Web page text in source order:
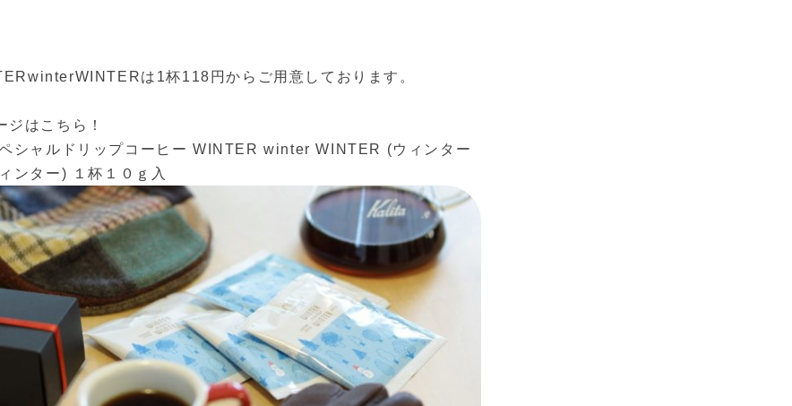
は1杯118円からご用意しております。
ジはこちら！
シャルドリップコーヒー WINTER winter WINTER (ウィンター
ンター) １杯１０ｇ入